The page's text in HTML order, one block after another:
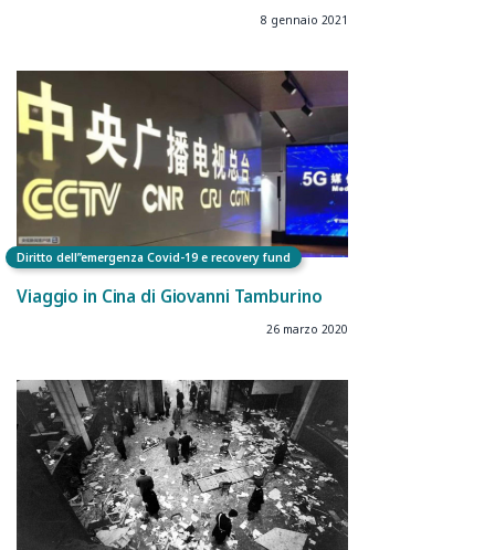
8 gennaio 2021
Diritto dell”emergenza Covid-19 e recovery fund
Viaggio in Cina di Giovanni Tamburino
26 marzo 2020